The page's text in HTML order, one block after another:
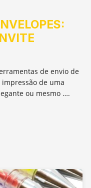
de envio de
de uma
ou mesmo ….